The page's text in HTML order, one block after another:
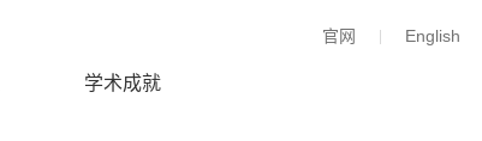
English
官网
学术成就